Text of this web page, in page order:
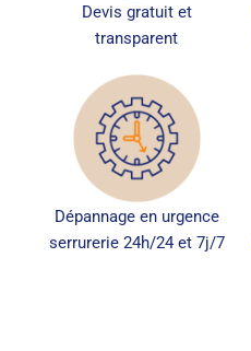
Devis gratuit et
transparent
Dépannage en urgence
serrurerie 24h/24 et 7j/7